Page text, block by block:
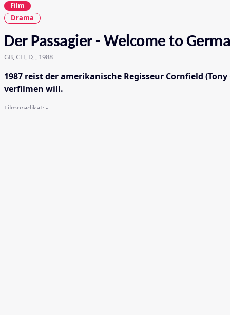
Film
Drama
Der Passagier - Welcome to
GB, CH, D, , 1988
1987 reist der amerikanische Regisseur Cornfield
verfilmen will.
Filmprädikat:-